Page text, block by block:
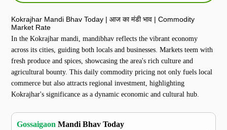
Kokrajhar Mandi Bhav Today | आज का मंडी भाव | Commodity
Market Rate
In the Kokrajhar mandi, mandibhav reflects the vibrant economy
across its cities, guiding both locals and businesses. Markets teem with
fresh produce and spices, showcasing the area's rich culture and
agricultural bounty. This daily commodity pricing not only fuels local
commerce but also attracts regional investment, highlighting
Kokrajhar's significance as a dynamic economic and cultural hub.
Gossaigaon Mandi Bhav Today